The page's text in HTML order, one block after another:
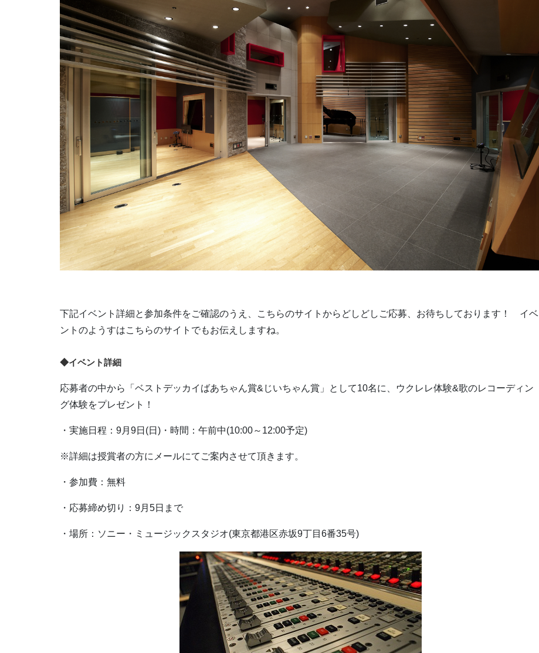
下記イベント詳細と参加条件をご確認のうえ、こちらのサイトからどしどしご応募、お待ちしております！ イベ
ントのようすはこちらのサイトでもお伝えしますね。
◆イベント詳細
応募者の中から「ベストデッカイばあちゃん賞&じいちゃん賞」として10名に、ウクレレ体験&歌のレコーディン
グ体験をプレゼント！
・実施日程：9月9日(日)・時間：午前中(10:00～12:00予定)
※詳細は授賞者の方にメールにてご案内させて頂きます。
・参加費：無料
・応募締め切り：9月5日まで
・場所：ソニー・ミュージックスタジオ(東京都港区赤坂9丁目6番35号)